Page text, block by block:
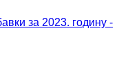
за 2023. годину -